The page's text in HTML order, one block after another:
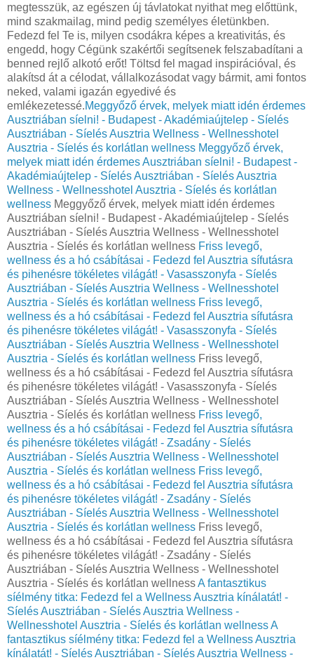
megtesszük, az egészen új távlatokat nyithat meg előttünk,
mind szakmailag, mind pedig személyes életünkben.
Fedezd fel Te is, milyen csodákra képes a kreativitás, és
engedd, hogy Cégünk szakértői segítsenek felszabadítani a
benned rejlő alkotó erőt! Töltsd fel magad inspirációval, és
alakítsd át a célodat, vállalkozásodat vagy bármit, ami fontos
neked, valami igazán egyedivé és
emlékezetessé.Meggyőző érvek, melyek miatt idén érdemes
Ausztriában síelni! - Budapest - Akadémiaújtelep - Síelés
Ausztriában - Síelés Ausztria Wellness - Wellnesshotel
Ausztria - Síelés és korlátlan wellness Meggyőző érvek,
melyek miatt idén érdemes Ausztriában síelni! - Budapest -
Akadémiaújtelep - Síelés Ausztriában - Síelés Ausztria
Wellness - Wellnesshotel Ausztria - Síelés és korlátlan
wellness Meggyőző érvek, melyek miatt idén érdemes
Ausztriában síelni! - Budapest - Akadémiaújtelep - Síelés
Ausztriában - Síelés Ausztria Wellness - Wellnesshotel
Ausztria - Síelés és korlátlan wellness Friss levegő,
wellness és a hó csábításai - Fedezd fel Ausztria sífutásra
és pihenésre tökéletes világát! - Vasasszonyfa - Síelés
Ausztriában - Síelés Ausztria Wellness - Wellnesshotel
Ausztria - Síelés és korlátlan wellness Friss levegő,
wellness és a hó csábításai - Fedezd fel Ausztria sífutásra
és pihenésre tökéletes világát! - Vasasszonyfa - Síelés
Ausztriában - Síelés Ausztria Wellness - Wellnesshotel
Ausztria - Síelés és korlátlan wellness Friss levegő,
wellness és a hó csábításai - Fedezd fel Ausztria sífutásra
és pihenésre tökéletes világát! - Vasasszonyfa - Síelés
Ausztriában - Síelés Ausztria Wellness - Wellnesshotel
Ausztria - Síelés és korlátlan wellness Friss levegő,
wellness és a hó csábításai - Fedezd fel Ausztria sífutásra
és pihenésre tökéletes világát! - Zsadány - Síelés
Ausztriában - Síelés Ausztria Wellness - Wellnesshotel
Ausztria - Síelés és korlátlan wellness Friss levegő,
wellness és a hó csábításai - Fedezd fel Ausztria sífutásra
és pihenésre tökéletes világát! - Zsadány - Síelés
Ausztriában - Síelés Ausztria Wellness - Wellnesshotel
Ausztria - Síelés és korlátlan wellness Friss levegő,
wellness és a hó csábításai - Fedezd fel Ausztria sífutásra
és pihenésre tökéletes világát! - Zsadány - Síelés
Ausztriában - Síelés Ausztria Wellness - Wellnesshotel
Ausztria - Síelés és korlátlan wellnessA fantasztikus
síélmény titka: Fedezd fel a Wellness Ausztria kínálatát! -
Síelés Ausztriában - Síelés Ausztria Wellness -
Wellnesshotel Ausztria - Síelés és korlátlan wellnessA
fantasztikus síélmény titka: Fedezd fel a Wellness Ausztria
kínálatát! - Síelés Ausztriában - Síelés Ausztria Wellness -